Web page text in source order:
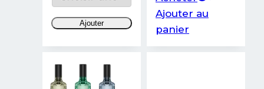
plusieurs
variations.
Les
peuvent
Ajouter
Ajouter au
panier